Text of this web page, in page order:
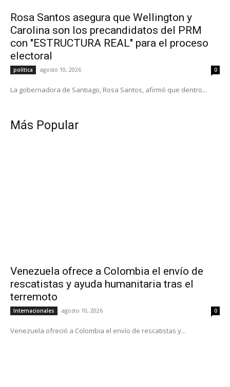
Rosa Santos asegura que Wellington y
Carolina son los precandidatos del PRM
con "ESTRUCTURA REAL" para el proceso
electoral
política agosto 10, 2026 0
La gobernadora de Santiago, Rosa Santos, afirmó que dentro...
Más Popular
Venezuela ofrece a Colombia el envío de
rescatistas y ayuda humanitaria tras el
terremoto
Internacionales agosto 10, 2026 0
Venezuela ofreció a Colombia el envío de rescatistas y...